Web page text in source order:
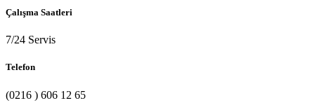
Çalışma Saatleri
7/24 Servis
Telefon
(0216 ) 606 12 65